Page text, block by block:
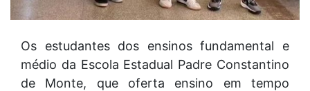
Os estudantes dos ensinos fundamental e
médio da Escola Estadual Padre Constantino
de Monte, que oferta ensino em tempo